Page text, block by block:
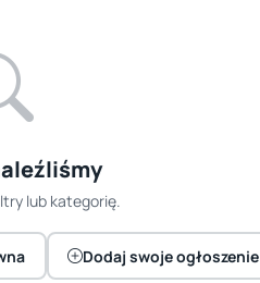
lub kategorię.
Dodaj swoje ogłoszenie